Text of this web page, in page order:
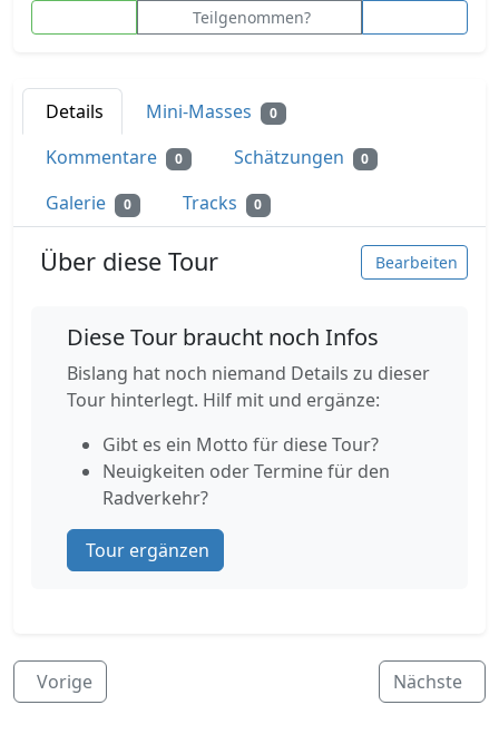
Teilgenommen?
Details Mini-Masses 0
Kommentare 0 Schätzungen 0
Galerie 0 Tracks 0
Über diese Tour Bearbeiten
Diese Tour braucht noch Infos
Bislang hat noch niemand Details zu dieser
Tour hinterlegt. Hilf mit und ergänze:
Gibt es ein Motto für diese Tour?
Neuigkeiten oder Termine für den
Radverkehr?
Tour ergänzen
Vorige Nächste